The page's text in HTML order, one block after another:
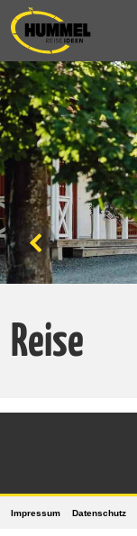
Reise
Impressum Datenschutz